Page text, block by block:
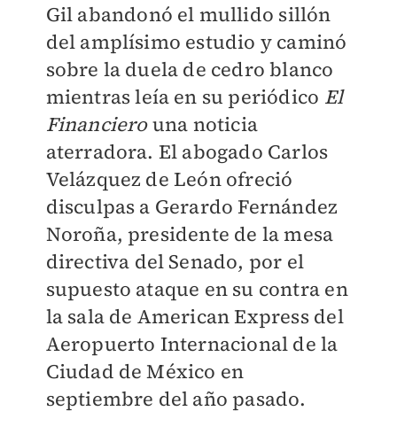
Gil abandonó el mullido sillón
del amplísimo estudio y caminó
sobre la duela de cedro blanco
mientras leía en su periódico El
Financierouna noticia
aterradora. El abogado Carlos
Velázquez de León ofreció
disculpas a Gerardo Fernández
Noroña, presidente de la mesa
directiva del Senado, por el
supuesto ataque en su contra en
la sala de American Express del
Aeropuerto Internacional de la
Ciudad de México en
septiembre del año pasado.